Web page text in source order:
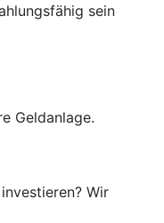
sein
Geldanlage.
Wir